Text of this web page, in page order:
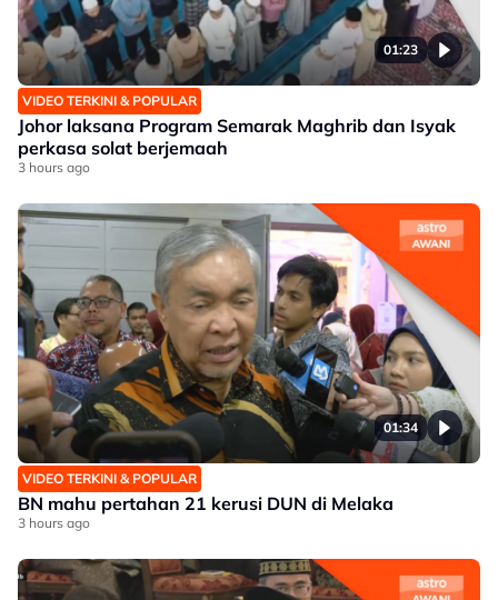
01:23
VIDEO TERKINI & POPULAR
Johor laksana Program Semarak Maghrib dan Isyak
perkasa solat berjemaah
3 hours ago
01:34
VIDEO TERKINI & POPULAR
BN mahu pertahan 21 kerusi DUN di Melaka
3 hours ago